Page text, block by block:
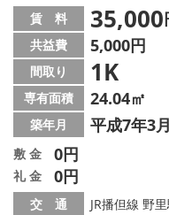
地域から探す
地図から探す
スタッフ紹介
スタッフ募集中
店舗情報·アクセス
賃 料 35,000
共益費 5,000円
間取り 1K
専有面積 24.04㎡
築年月 平成7年3
敷 金 0円
礼 金 0円
交 通
JR播但線 野